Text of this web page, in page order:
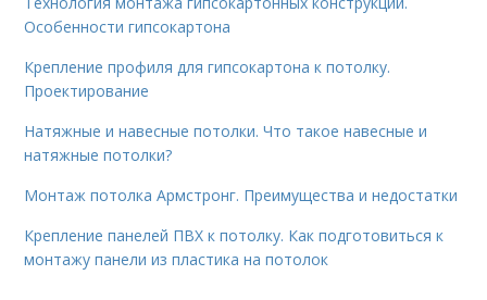
Особенности гипсокартона
Крепление профиля для гипсокартона к потолку.
Проектирование
Натяжные и навесные потолки. Что такое навесные и
натяжные потолки?
Монтаж потолка Армстронг. Преимущества и недостатки
Крепление панелей ПВХ к потолку. Как подготовиться к
монтажу панели из пластика на потолок